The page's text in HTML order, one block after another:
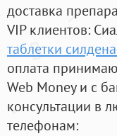
доставка
VIP клиентов:
таблетки
оплата
Web Money и с
консультации в
телефонам: